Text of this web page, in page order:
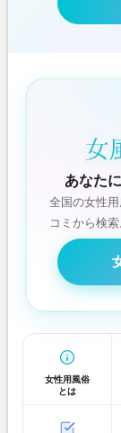
あなた
全国の女性
コミから検
女性用風俗
とは